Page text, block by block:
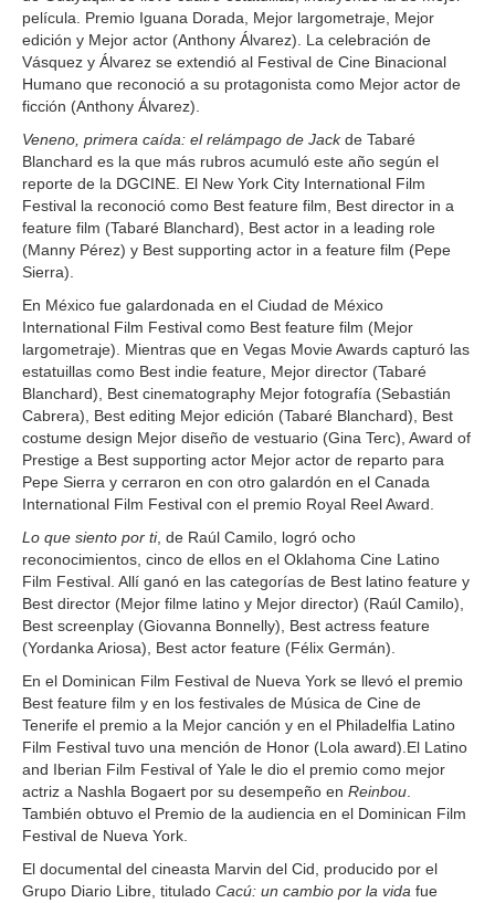
película. Premio Iguana Dorada, Mejor largometraje, Mejor
edición y Mejor actor (Anthony Álvarez). La celebración de
Vásquez y Álvarez se extendió al Festival de Cine Binacional
Humano que reconoció a su protagonista como Mejor actor de
ficción (Anthony Álvarez).
Veneno, primera caída: el relámpago de Jackde Tabaré
Blanchard es la que más rubros acumuló este año según el
reporte de la DGCINE. El New York City International Film
Festival la reconoció como Best feature film, Best director in a
feature film (Tabaré Blanchard), Best actor in a leading role
(Manny Pérez) y Best supporting actor in a feature film (Pepe
Sierra).
En México fue galardonada en el Ciudad de México
International Film Festival como Best feature film (Mejor
largometraje). Mientras que en Vegas Movie Awards capturó las
estatuillas como Best indie feature, Mejor director (Tabaré
Blanchard), Best cinematography Mejor fotografía (Sebastián
Cabrera), Best editing Mejor edición (Tabaré Blanchard), Best
costume design Mejor diseño de vestuario (Gina Terc), Award of
Prestige a Best supporting actor Mejor actor de reparto para
Pepe Sierra y cerraron en con otro galardón en el Canada
International Film Festival con el premio Royal Reel Award.
Lo que siento por ti, de Raúl Camilo, logró ocho
reconocimientos, cinco de ellos en el Oklahoma Cine Latino
Film Festival. Allí ganó en las categorías de Best latino feature y
Best director (Mejor filme latino y Mejor director) (Raúl Camilo),
Best screenplay (Giovanna Bonnelly), Best actress feature
(Yordanka Ariosa), Best actor feature (Félix Germán).
En el Dominican Film Festival de Nueva York se llevó el premio
Best feature film y en los festivales de Música de Cine de
Tenerife el premio a la Mejor canción y en el Philadelfia Latino
Film Festival tuvo una mención de Honor (Lola award).El Latino
and Iberian Film Festival of Yale le dio el premio como mejor
actriz a Nashla Bogaert por su desempeño en Reinbou.
También obtuvo el Premio de la audiencia en el Dominican Film
Festival de Nueva York.
El documental del cineasta Marvin del Cid, producido por el
Grupo Diario Libre, titulado Cacú: un cambio por la vida fue